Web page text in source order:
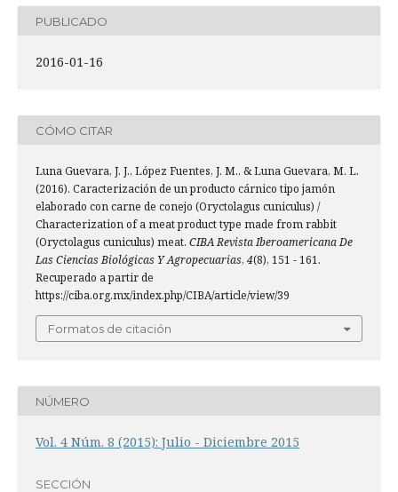
PUBLICADO
2016-01-16
CÓMO CITAR
Luna Guevara, J. J., López Fuentes, J. M., & Luna Guevara, M. L.
(2016). Caracterización de un producto cárnico tipo jamón
elaborado con carne de conejo (Oryctolagus cuniculus) /
Characterization of a meat product type made from rabbit
(Oryctolagus cuniculus) meat. CIBA Revista Iberoamericana De
Las Ciencias Biológicas Y Agropecuarias, 4(8), 151 - 161.
Recuperado a partir de
https://ciba.org.mx/index.php/CIBA/article/view/39
Formatos de citación
NÚMERO
Vol. 4 Núm. 8 (2015): Julio - Diciembre 2015
SECCIÓN